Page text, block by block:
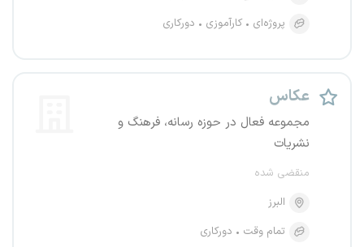
پروژه‌ای
کارآموزی دورکاری
عکاس
مجموعه فعال در حوزه رسانه، فرهنگ و
نشریات
منقضی شده
البرز
تمام وقت
دورکاری